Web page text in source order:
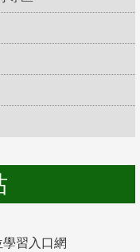
學習入口網